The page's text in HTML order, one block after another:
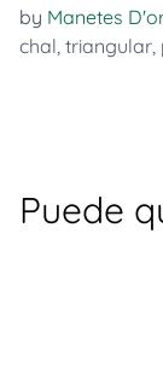
by Manetes
chal, triangular,
Puede